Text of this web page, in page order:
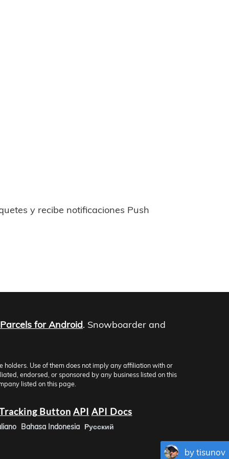
y recibe notificaciones Push
by tisunov
Parcels for Android. Snowboarder and
Use of them does not imply any affiliation with or
endorsed, or sponsored by any business listed on this
listed on this page.
Button API API Docs
Bahasa Indonesia Русский